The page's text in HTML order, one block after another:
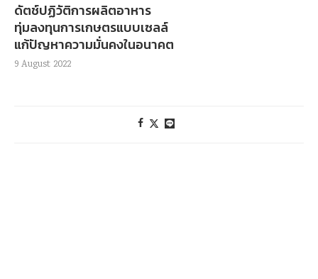
ดัตช์ปฏิวัติการผลิตอาหาร
ทุ่มลงทุนการเกษตรแบบเซลล์
แก้ปัญหาความมั่นคงในอนาคต
9 August 2022